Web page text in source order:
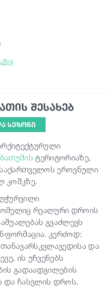
შესახებ
ᲡᲔᲖᲝᲜᲘ
ბათუმისტერიტორიაზე,
ეროვნული
კოშკზე.
რეალური დროის
გვაძლევს
კერძოდ:
და
ის უჩვენებს
გადაადგილების
და ჩასვლის დროს,